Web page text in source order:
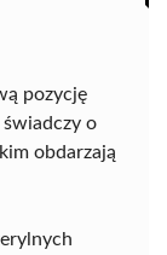
pozycję
o
obdarzają